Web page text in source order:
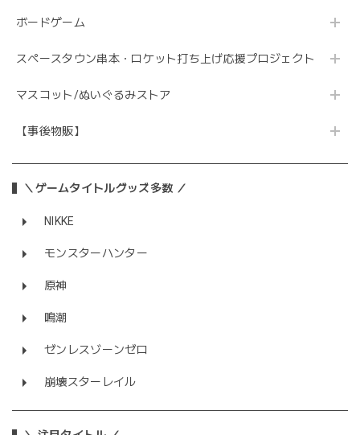
ボードゲーム
スペースタウン串本・ロケット打ち上げ応援プロジェクト
マスコット/ぬいぐるみストア
【事後物販】
＼ゲームタイトルグッズ多数 ／
NIKKE
モンスターハンター
原神
鳴潮
ゼンレスゾーンゼロ
崩壊スターレイル